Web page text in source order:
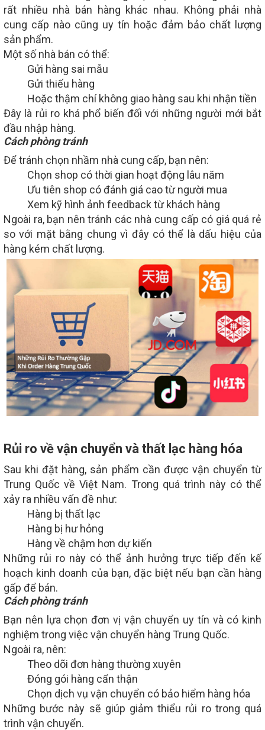
rất nhiều nhà bán hàng khác nhau. Không phải nhà
cung cấp nào cũng uy tín hoặc đảm bảo chất lượng
sản phẩm.
Một số nhà bán có thể:
Gửi hàng sai mẫu
Gửi thiếu hàng
Hoặc thậm chí không giao hàng sau khi nhận tiền
Đây là rủi ro khá phổ biến đối với những người mới bắt
đầu nhập hàng.
Cách phòng tránh
Để tránh chọn nhầm nhà cung cấp, bạn nên:
Chọn shop có thời gian hoạt động lâu năm
Ưu tiên shop có đánh giá cao từ người mua
Xem kỹ hình ảnh feedback từ khách hàng
Ngoài ra, bạn nên tránh các nhà cung cấp có giá quá rẻ
so với mặt bằng chung vì đây có thể là dấu hiệu của
hàng kém chất lượng.
Rủi ro về vận chuyển và thất lạc hàng hóa
Sau khi đặt hàng, sản phẩm cần được vận chuyển từ
Trung Quốc về Việt Nam. Trong quá trình này có thể
xảy ra nhiều vấn đề như:
Hàng bị thất lạc
Hàng bị hư hỏng
Hàng về chậm hơn dự kiến
Những rủi ro này có thể ảnh hưởng trực tiếp đến kế
hoạch kinh doanh của bạn, đặc biệt nếu bạn cần hàng
gấp để bán.
Cách phòng tránh
Bạn nên lựa chọn đơn vị vận chuyển uy tín và có kinh
nghiệm trong việc vận chuyển hàng Trung Quốc.
Ngoài ra, nên:
Theo dõi đơn hàng thường xuyên
Đóng gói hàng cẩn thận
Chọn dịch vụ vận chuyển có bảo hiểm hàng hóa
Những bước này sẽ giúp giảm thiểu rủi ro trong quá
trình vận chuyển.